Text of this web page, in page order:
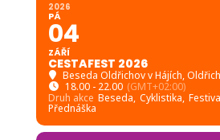
2026
PÁ
04
ZÁŘÍ
CESTAFEST 2026
Beseda Oldřichov v Hájích,
18.00 - 22.00 (GMT+02:00)
Druh akce Beseda, Cyklistika,
Přednáška